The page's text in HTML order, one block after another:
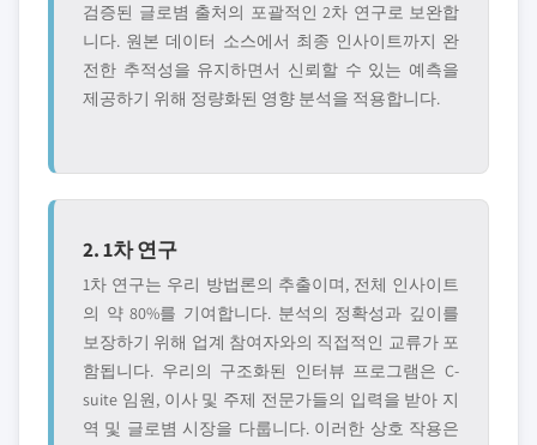
검증된 글로볌 출처의 포괄적인 2차 연구로 보완합
니다. 원본 데이터 소스에서 최종 인사이트까지 완
전한 추적성을 유지하면서 신뢰할 수 있는 예측을
제공하기 위해 정량화된 영향 분석을 적용합니다.
2. 1차 연구
1차 연구는 우리 방법론의 추출이며, 전체 인사이트
의 약 80%를 기여합니다. 분석의 정확성과 깊이를
보장하기 위해 업계 참여자와의 직접적인 교류가 포
함됩니다. 우리의 구조화된 인터뷰 프로그램은 C-
suite 임원, 이사 및 주제 전문가들의 입력을 받아 지
역 및 글로볌 시장을 다룹니다. 이러한 상호 작용은